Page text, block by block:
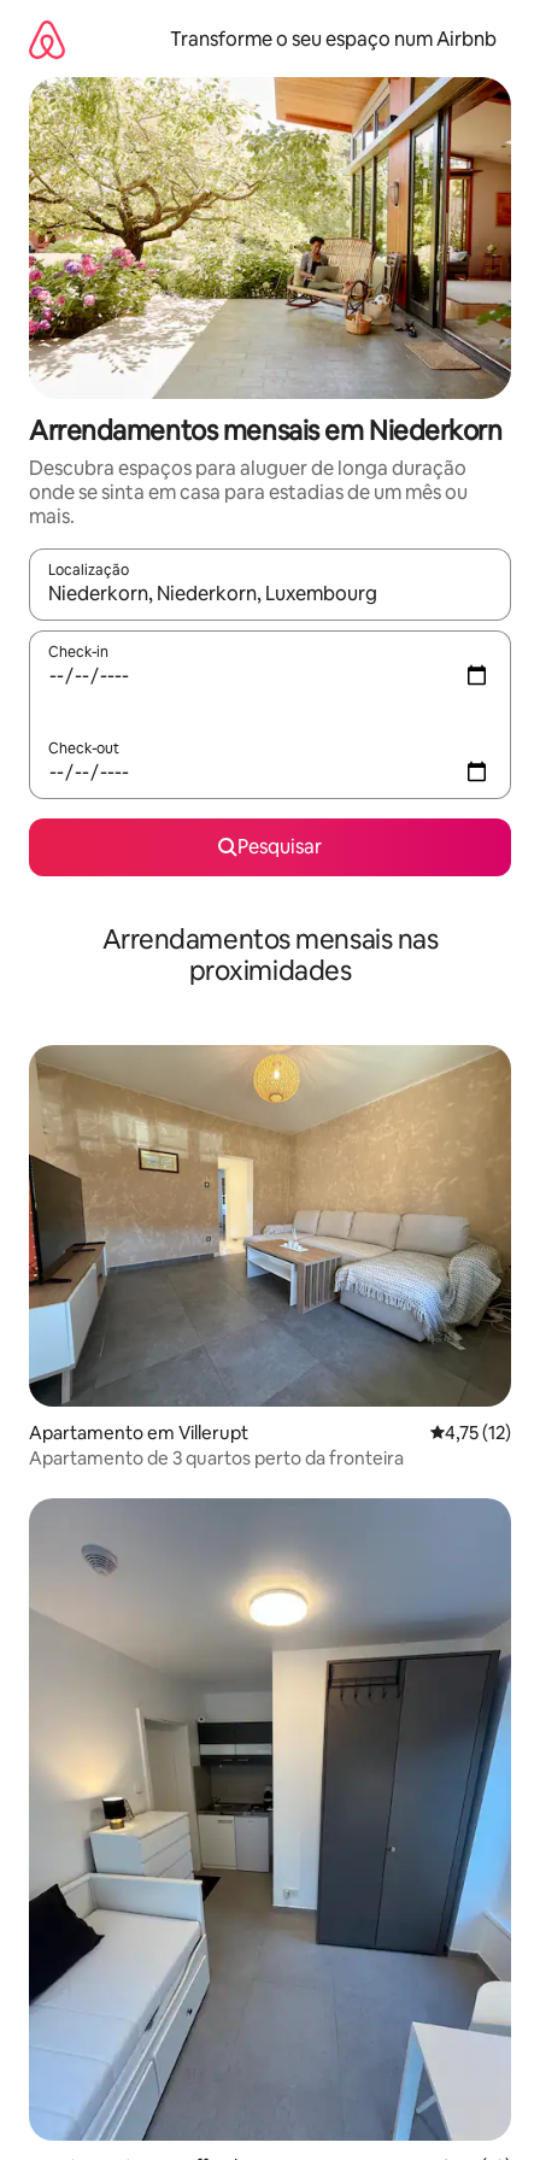
para
conteúdo
Transforme o seu espaço num Airbnb
Arrendamentos mensais em Niederkorn
Descubra espaços para aluguer de longa duração
onde se sinta em casa para estadias de um mês ou
mais.
Localização
Quando os resultados estiverem disponíveis, navegue com
Check-in
Check-out
Pesquisar
Arrendamentos mensais nas
proximidades
Apartamento em Villerupt
4,75 (12)
Apartamento de 3 quartos perto da fronteira